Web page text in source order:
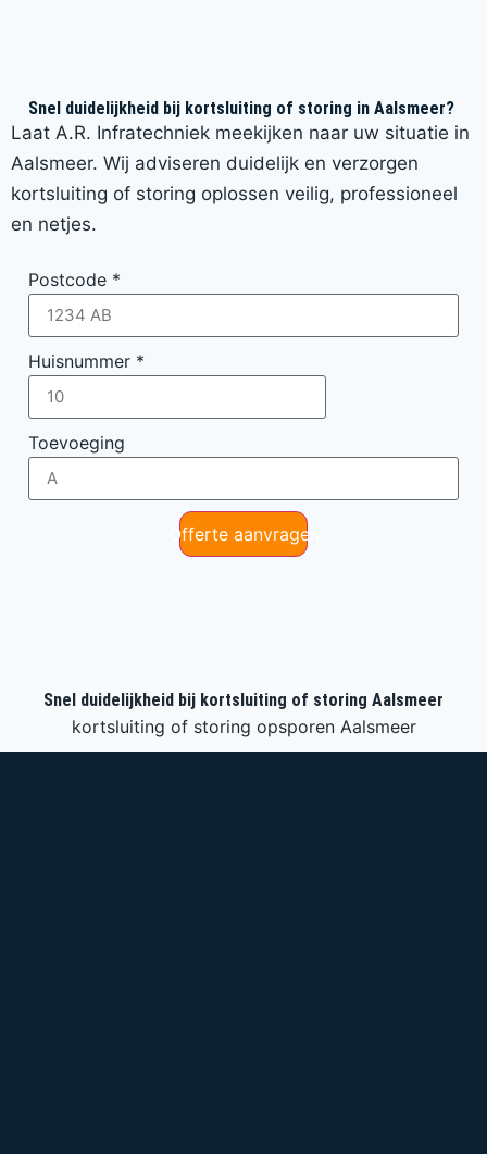
Snel duidelijkheid bij kortsluiting of storing in Aalsmeer?
Laat A.R. Infratechniek meekijken naar uw situatie in
Aalsmeer. Wij adviseren duidelijk en verzorgen
kortsluiting of storing oplossen veilig, professioneel
en netjes.
Postcode *
Huisnummer *
Toevoeging
Offerte aanvragen
Snel duidelijkheid bij kortsluiting of storing Aalsmeer
kortsluiting of storing opsporen Aalsmeer